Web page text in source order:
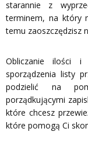
starannie z
terminem, na który
temu zaoszczędzisz
Obliczanie ilości i
sporządzenia listy
podzielić na
porządkującymi
które chcesz
które pomogą Ci